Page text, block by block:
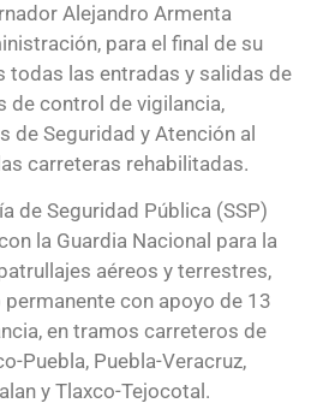
Alejandro Armenta
para el final de su
todas las entradas y salidas de
de control de vigilancia,
de Seguridad y Atención al
carreteras rehabilitadas.
de Seguridad Pública (SSP)
la Guardia Nacional para la
aéreos y terrestres,
con apoyo de 13
en tramos carreteros de
Puebla, Puebla-Veracruz,
y Tlaxco-Tejocotal.